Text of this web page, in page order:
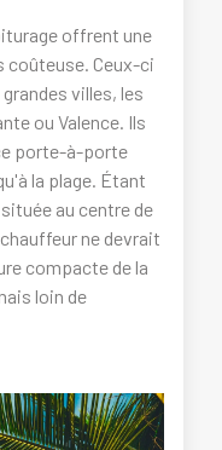
offrent une
coûteuse. Ceux-ci
villes, les
ou Valence. Ils
porte-à-porte
la plage. Étant
au centre de
ne devrait
compacte de la
loin de